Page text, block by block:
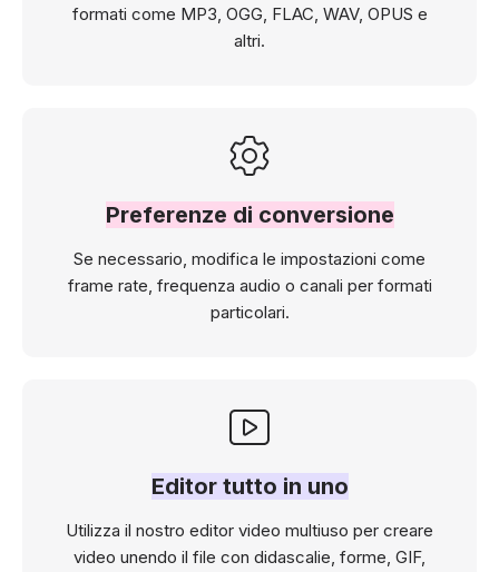
formati come MP3, OGG, FLAC, WAV, OPUS e
altri.
Preferenze di conversione
Se necessario, modifica le impostazioni come
frame rate, frequenza audio o canali per formati
particolari.
Editor tutto in uno
Utilizza il nostro editor video multiuso per creare
video unendo il file con didascalie, forme, GIF,